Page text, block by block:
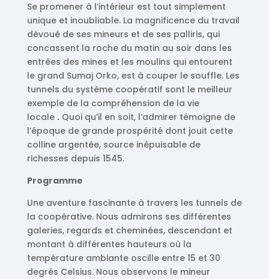
Se promener à l’intérieur est tout simplement
unique et inoubliable. La magnificence du travail
dévoué de ses mineurs et de ses palliris, qui
concassent la roche du matin au soir dans les
entrées des mines et les moulins qui entourent
le grand Sumaj Orko, est à couper le souffle. Les
tunnels du système coopératif sont le meilleur
exemple de la compréhension de la vie
locale .Quoi qu’il en soit, l’admirer témoigne de
l’époque de grande prospérité dont jouit cette
colline argentée, source inépuisable de
richesses depuis 1545.
Programme
Une aventure fascinante à travers les tunnels de
la coopérative. Nous admirons ses différentes
galeries, regards et cheminées, descendant et
montant à différentes hauteurs où la
température ambiante oscille entre 15 et 30
degrés Celsius. Nous observons le mineur